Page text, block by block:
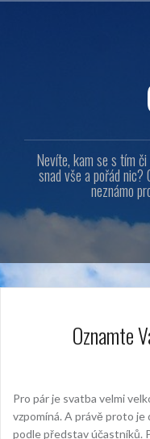
Nevíte, kam se s tím
snad vše a pořád nic?
neznámo
Oznamte
Pro pár je svatba velmi
vzpomíná. A právě proto
podle představ účastníků.